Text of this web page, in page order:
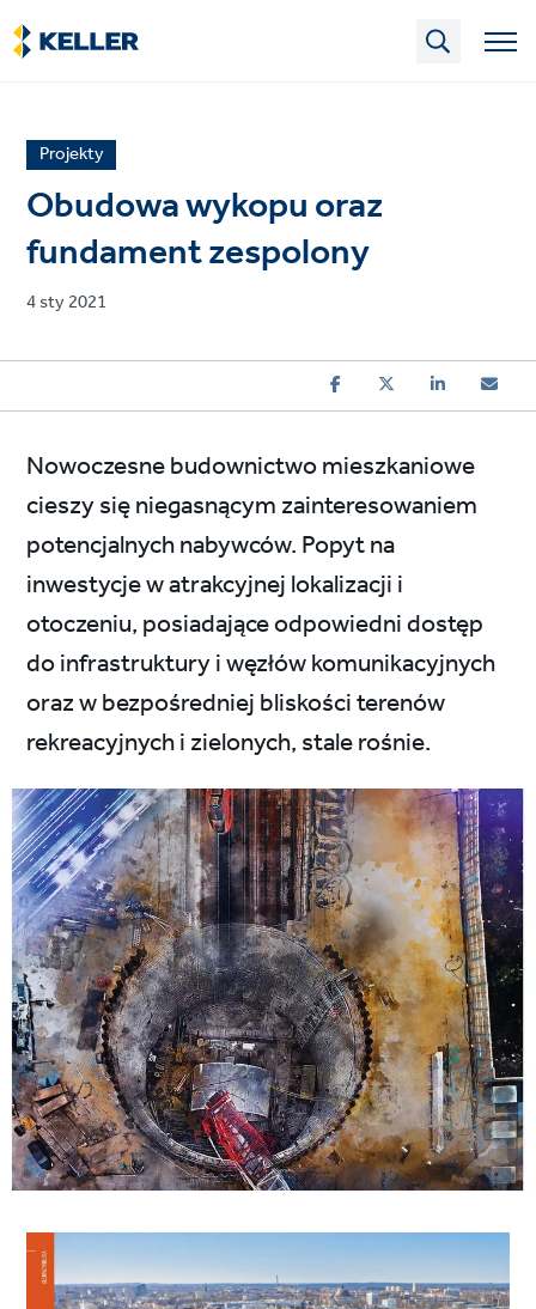
Skip
to
main
News
article
category
Projekty
Obudowa wykopu oraz
fundament zespolony
Published
4 sty 2021
Nowoczesne budownictwo mieszkaniowe
cieszy się niegasnącym zainteresowaniem
potencjalnych nabywców. Popyt na
inwestycje w atrakcyjnej lokalizacji i
otoczeniu, posiadające odpowiedni dostęp
do infrastruktury i węzłów komunikacyjnych
oraz w bezpośredniej bliskości terenów
rekreacyjnych i zielonych, stale rośnie.